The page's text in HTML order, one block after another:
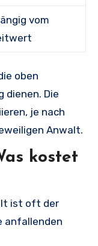
vom
oben
dienen. Die
je nach
Anwalt.
kostet
ist oft der
anfallenden